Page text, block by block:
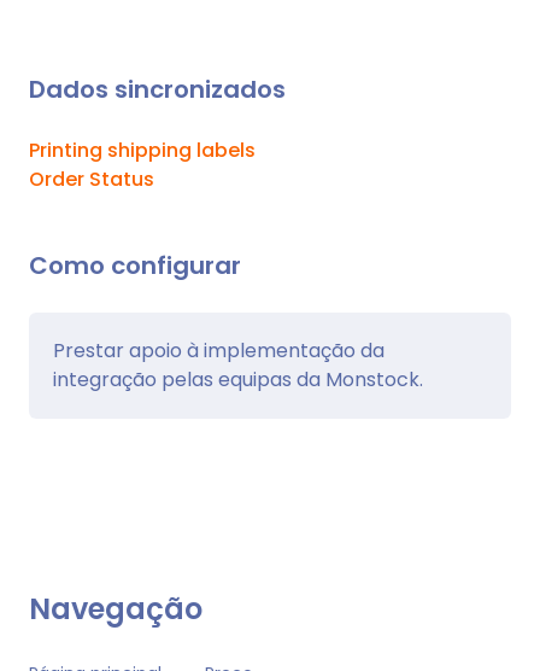
Dados sincronizados
Printing shipping labels
Order Status
Como configurar
Prestar apoio à implementação da
integração pelas equipas da Monstock.
Navegação